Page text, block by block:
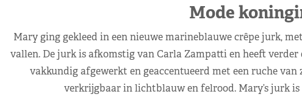
Mode
Mary ging gekleed in een nieuwe marineblauwe crêpe jurk,
vallen. De jurk is afkomstig van Carla Zampatti en heeft
vakkundig afgewerkt en geaccentueerd met een ruche
verkrijgbaar in lichtblauw en felrood. Mary’s jurk